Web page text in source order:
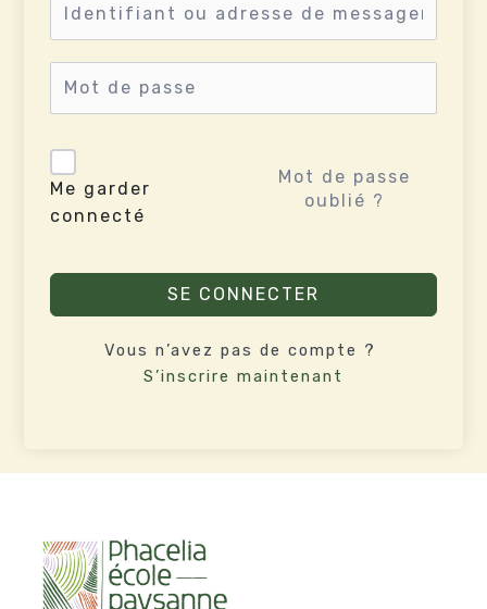
Me garder
connecté
Mot de passe
oublié ?
SE CONNECTER
Vous n’avez pas de compte ?
S’inscrire maintenant